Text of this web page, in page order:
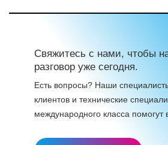
Свяжитесь с нами, чтобы
разговор уже сегодня.
Есть вопросы? Наши
клиентов и технические
международного класса помогут